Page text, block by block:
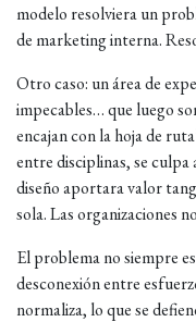
modelo resolviera un
de marketing interna.
Otro caso: un área de
impecables… que luego
encajan con la hoja de
entre disciplinas, se
diseño aportara valor
sola. Las organizaciones
El problema no siempre
desconexión entre
normaliza, lo que se